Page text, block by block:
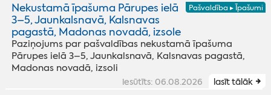
Pašvaldība ▸ Īpašumi
Nekustamā īpašuma Pārupes ielā
3–5, Jaunkalsnavā, Kalsnavas
pagastā, Madonas novadā, izsole
Paziņojums par pašvaldības nekustamā īpašuma
Pārupes ielā 3–5, Jaunkalsnavā, Kalsnavas pagastā,
Madonas novadā, izsoli
iesūtīts: 06.08.2026 lasīt tālāk